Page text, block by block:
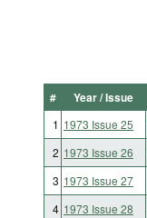
# Year / Issue
1 1973 Issue 25
2 1973 Issue 26
3 1973 Issue 27
4 1973 Issue 28